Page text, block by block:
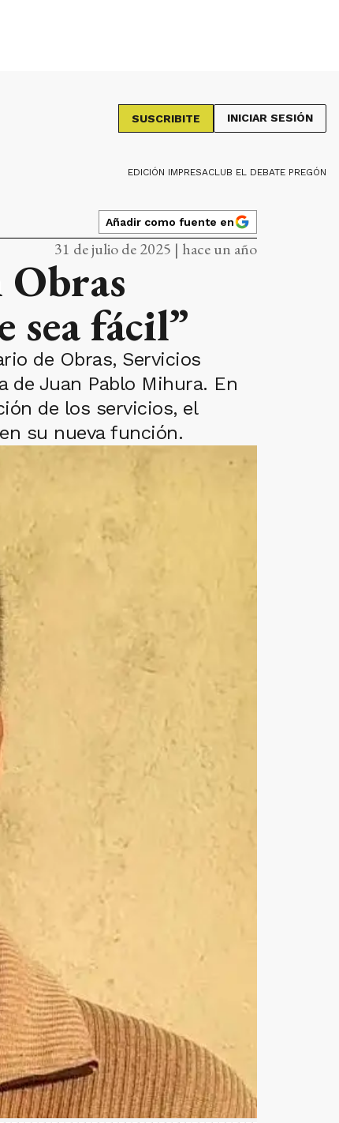
SUSCRIBITE INICIAR SESIÓN
EDICIÓN IMPRESACLUB EL DEBATE PREGÓN
Añadir como fuente en
31 de julio de 2025 | hace un año
sea fácil”
de Obras, Servicios
de Juan Pablo Mihura. En
de los servicios, el
su nueva función.